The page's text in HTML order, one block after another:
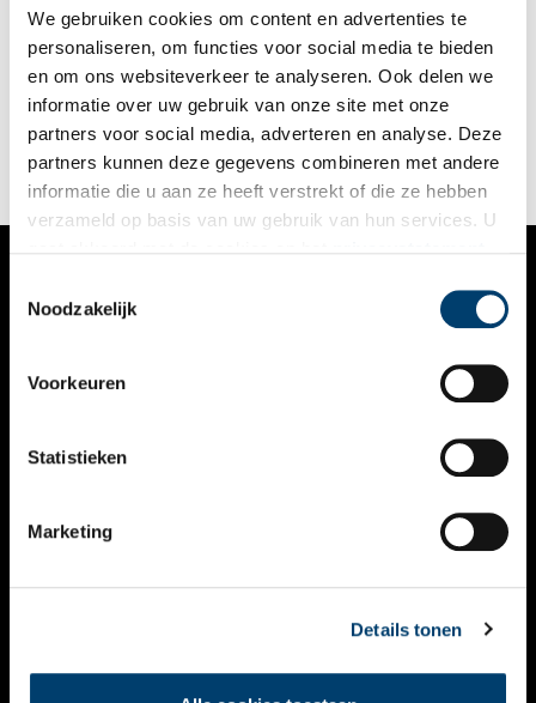
We gebruiken cookies om content en advertenties te
personaliseren, om functies voor social media te bieden
en om ons websiteverkeer te analyseren. Ook delen we
informatie over uw gebruik van onze site met onze
partners voor social media, adverteren en analyse. Deze
partners kunnen deze gegevens combineren met andere
informatie die u aan ze heeft verstrekt of die ze hebben
verzameld op basis van uw gebruik van hun services. U
Noodzakelijk
Voorkeuren
Statistieken
Marketing
Details tonen
De Museumpleinbus maakte op 14 februari zijn 5000ste rit.
Leerlingen van basisschool de Jozefschool uit Muiden kwamen
‘s ochtends aan bij het Van Gogh Museum voor een
rondleiding en een workshop in het atelier. Het bezoek werd
feestelijk afgesloten met een gebakje en groepsfoto.
1 min
VERHALEN
KALENDER
THEMA’S
VIDEO’S
CONTACT